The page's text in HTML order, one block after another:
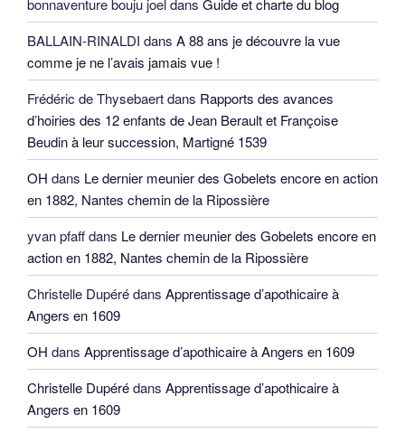
bonnaventure bouju joel dans Guide et charte du blog
BALLAIN-RINALDI dans A 88 ans je découvre la vue
comme je ne l’avais jamais vue !
Frédéric de Thysebaertdans Rapports des avances
d’hoiries des 12 enfants de Jean Berault et Françoise
Beudin à leur succession, Martigné 1539
OH dans Le dernier meunier des Gobelets encore en action
en 1882, Nantes chemin de la Ripossière
yvan pfaffdans Le dernier meunier des Gobelets encore en
action en 1882, Nantes chemin de la Ripossière
Christelle Dupérédans Apprentissage d’apothicaire à
Angers en 1609
OH dans Apprentissage d’apothicaire à Angers en 1609
Christelle Dupérédans Apprentissage d’apothicaire à
Angers en 1609